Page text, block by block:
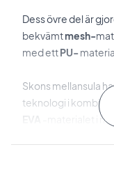
Dess övre del är
bekvämtmesh-
med ettPU-
Skons mellansula
teknologi i
-materialet i